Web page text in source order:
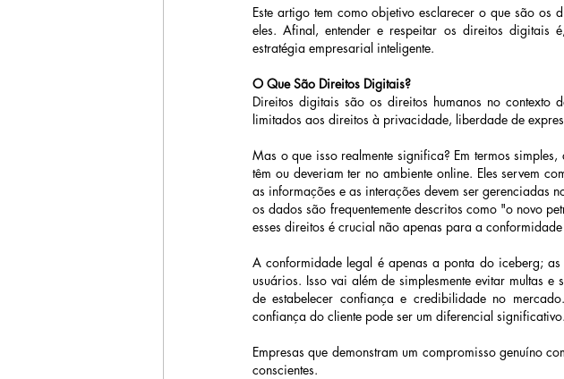
Este artigo tem como objetivo esclarecer o que são os
eles. Afinal, entender e respeitar os direitos digitais
estratégia empresarial inteligente.
O Que São Direitos Digitais?
Direitos digitais são os direitos humanos no contexto
limitados aos direitos à privacidade, liberdade de
Mas o que isso realmente significa? Em termos
têm ou deveriam ter no ambiente online. Eles servem
as informações e as interações devem ser gerenciadas
os dados são frequentemente descritos como "o novo
A conformidade legal é apenas a ponta do iceberg;
usuários. Isso vai além de simplesmente evitar multas
de estabelecer confiança e credibilidade no
confiança do cliente pode ser um diferencial significativo.
Empresas que demonstram um compromisso genuíno
conscientes.